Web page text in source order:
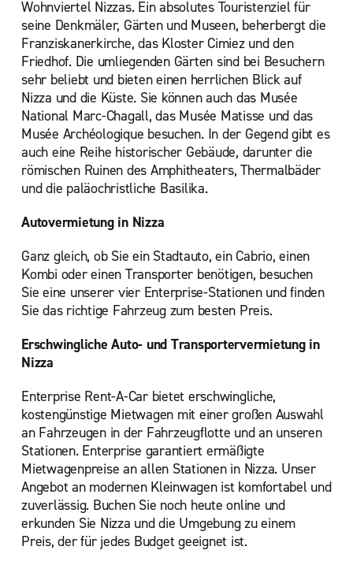
Wohnviertel Nizzas. Ein absolutes Touristenziel für
seine Denkmäler, Gärten und Museen, beherbergt die
Franziskanerkirche, das Kloster Cimiez und den
Friedhof. Die umliegenden Gärten sind bei Besuchern
sehr beliebt und bieten einen herrlichen Blick auf
Nizza und die Küste. Sie können auch das Musée
National Marc-Chagall, das Musée Matisse und das
Musée Archéologique besuchen. In der Gegend gibt es
auch eine Reihe historischer Gebäude, darunter die
römischen Ruinen des Amphitheaters, Thermalbäder
und die paläochristliche Basilika.
Autovermietung in Nizza
Ganz gleich, ob Sie ein Stadtauto, ein Cabrio, einen
Kombi oder einen Transporter benötigen, besuchen
Sie eine unserer vier Enterprise-Stationen und finden
Sie das richtige Fahrzeug zum besten Preis.
Erschwingliche Auto- und Transportervermietung in
Nizza
Enterprise Rent-A-Car bietet erschwingliche,
kostengünstige Mietwagen mit einer großen Auswahl
an Fahrzeugen in der Fahrzeugflotte und an unseren
Stationen. Enterprise garantiert ermäßigte
Mietwagenpreise an allen Stationen in Nizza. Unser
Angebot an modernen Kleinwagen ist komfortabel und
zuverlässig. Buchen Sie noch heute online und
erkunden Sie Nizza und die Umgebung zu einem
Preis, der für jedes Budget geeignet ist.